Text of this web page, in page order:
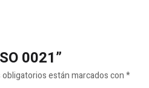
0021”
obligatorios están marcados con*